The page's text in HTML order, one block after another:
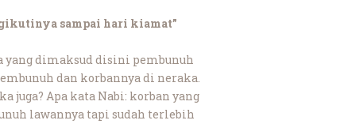
sampai hari kiamat”
yang dimaksud disini pembunuh
dan korbannya di neraka.
juga? Apa kata Nabi: korban yang
lawannya tapi sudah terlebih